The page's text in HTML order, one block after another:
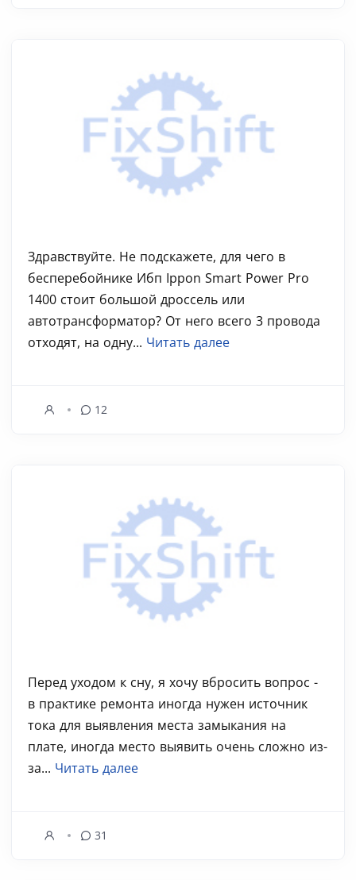
Здравствуйте. Не подскажете, для чего в
бесперебойнике Ибп Ippon Smart Power Pro
1400 стоит большой дроссель или
автотрансформатор? От него всего 3 провода
отходят, на одну... Читать далее
12
Перед уходом к сну, я хочу вбросить вопрос -
в практике ремонта иногда нужен источник
тока для выявления места замыкания на
плате, иногда место выявить очень сложно из-
за... Читать далее
31